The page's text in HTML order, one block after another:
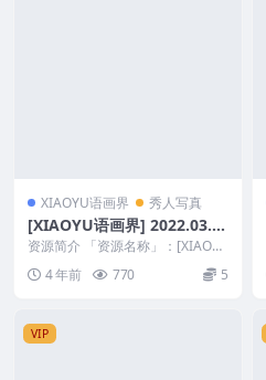
XIAOYU语画界 秀人写真
[XIAOYU语画界] 2022.03.1
5 VOL.736 王馨瑶yanni [80
+1P]
资源简介 「资源名称」：[XIAOY
4 年前 770 5
VIP